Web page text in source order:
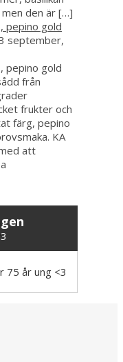
den är […]
pepino gold
september,
pepino gold
från
frukter och
färg, pepino
KA
att
75 år ung <3